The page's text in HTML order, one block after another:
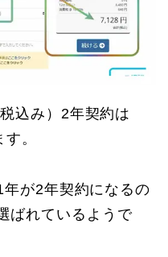
込み）2年契約は
。
が2年契約になるの
ばれているようで